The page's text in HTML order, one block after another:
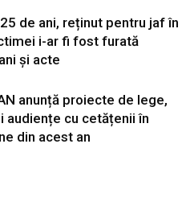
de ani, reținut pentru jaf în
i-ar fi fost furată
și acte
anunță proiecte de lege,
audiențe cu cetățenii în
din acest an